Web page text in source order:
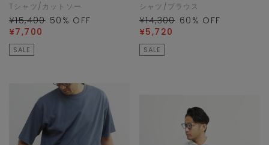
Tシャツ/カットソー
¥15,400 50 % OFF
¥7,700
SALE
シャツ/ブラウス
¥14,300 60 % OFF
¥5,720
SALE